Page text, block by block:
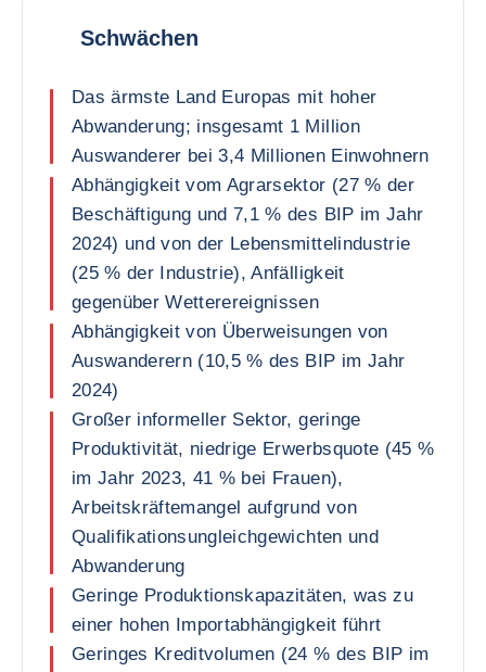
Schwächen
Das ärmste Land Europas mit hoher
Abwanderung; insgesamt 1 Million
Auswanderer bei 3,4 Millionen Einwohnern
Abhängigkeit vom Agrarsektor (27 % der
Beschäftigung und 7,1 % des BIP im Jahr
2024) und von der Lebensmittelindustrie
(25 % der Industrie), Anfälligkeit
gegenüber Wetterereignissen
Abhängigkeit von Überweisungen von
Auswanderern (10,5 % des BIP im Jahr
2024)
Großer informeller Sektor, geringe
Produktivität, niedrige Erwerbsquote (45 %
im Jahr 2023, 41 % bei Frauen),
Arbeitskräftemangel aufgrund von
Qualifikationsungleichgewichten und
Abwanderung
Geringe Produktionskapazitäten, was zu
einer hohen Importabhängigkeit führt
Geringes Kreditvolumen (24 % des BIP im